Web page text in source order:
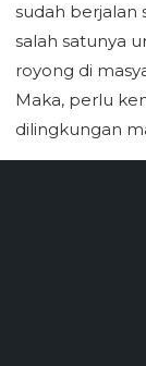
sudah berjalan
salah satunya
royong di
Maka, perlu
dilingkungan